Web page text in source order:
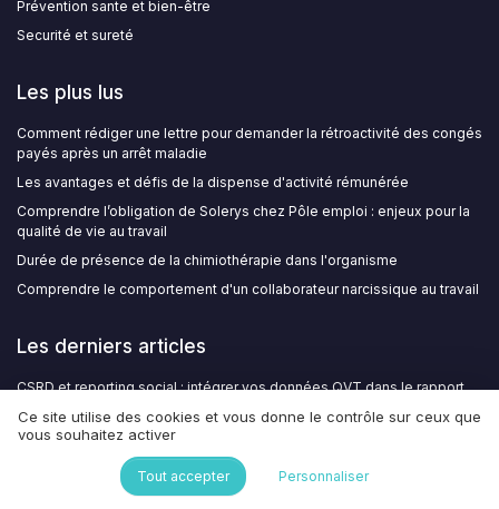
Prévention sante et bien-être
Securité et sureté
Les plus lus
Comment rédiger une lettre pour demander la rétroactivité des congés
payés après un arrêt maladie
Les avantages et défis de la dispense d'activité rémunérée
Comprendre l’obligation de Solerys chez Pôle emploi : enjeux pour la
qualité de vie au travail
Durée de présence de la chimiothérapie dans l'organisme
Comprendre le comportement d'un collaborateur narcissique au travail
Les derniers articles
CSRD et reporting social : intégrer vos données QVT dans le rapport
Comment structurer une fiche d’entretien individuel en PDF pour
soutenir la culture de feedback et la QVT
Structurer une fiche d’entretien individuel en PDF pour piloter la QVT et
Ce site utilise des cookies et vous donne le contrôle sur ceux que
vous souhaitez activer
Tout accepter Personnaliser